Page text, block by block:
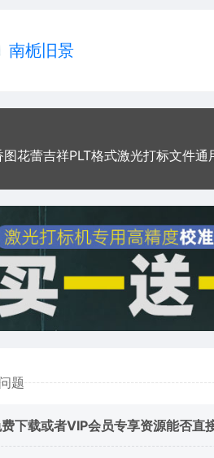
南栀旧景
花蕾吉祥PLT格式激光打标文件通
题
下载或者VIP会员专享资源能否直